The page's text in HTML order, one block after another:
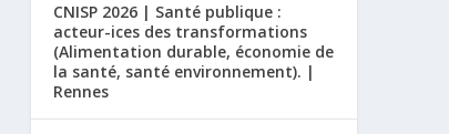
CNISP 2026 | Santé publique :
acteur-ices des transformations
(Alimentation durable, économie de
la santé, santé environnement). |
Rennes